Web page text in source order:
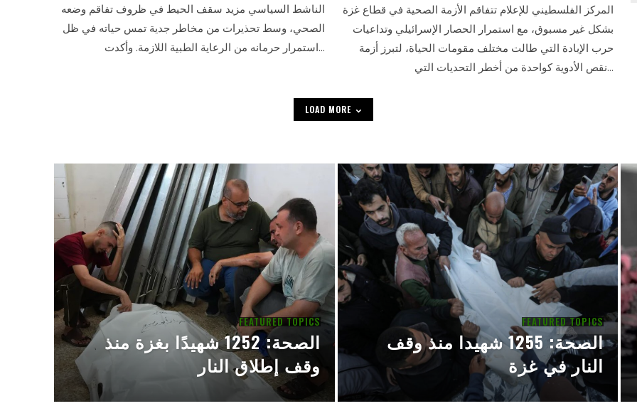
الناشط السياسي مزيد سقف الحيط في ظروف تفاقم وضعه
الصحي، وسط تحذيرات من مخاطر جدية تمس حياته في ظل
استمرار حرمانه من الرعاية الطبية اللازمة. وأكدت...
المركز الفلسطيني للإعلام تتفاقم الأزمة الصحية في قطاع غزة
بشكل غير مسبوق، مع استمرار الحصار الإسرائيلي وتداعيات
حرب الإبادة التي طالت مختلف مقومات الحياة، لتبرز أزمة
نقص الأدوية كواحدة من أخطر التحديات التي...
LOAD MORE
FEATURED TOPICS
الصحة: 1252 شهيدًا بغزة منذ
وقف إطلاق النار
FEATURED TOPICS
الصحة: 1255 شهيدا منذ وقف
النار في غزة